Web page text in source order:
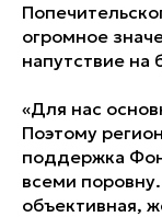
огромное
напутствие на
«Для нас
Поэтому
поддержка
всеми
объективная,